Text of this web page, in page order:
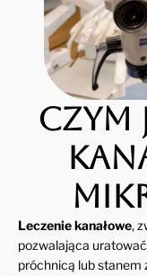
Leczenie kanałowe,
pozwalająca
próchnicą lub stanem